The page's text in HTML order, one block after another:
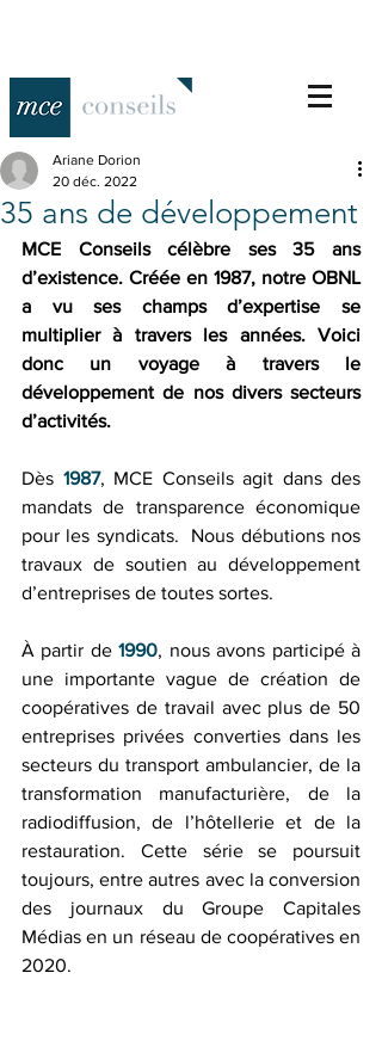
35 ans de développement
Ariane Dorion
20 déc. 2022
MCE Conseils célèbre ses 35 ans
d’existence. Créée en 1987, notre OBNL
a vu ses champs d’expertise se
multiplier à travers les années. Voici
donc un voyage à travers le
développement de nos divers secteurs
d’activités.
Dès 1987, MCE Conseils agit dans des
mandats de transparence économique
pour les syndicats.  Nous débutions nos
travaux de soutien au développement
d’entreprises de toutes sortes.
À partir de 1990, nous avons participé à
une importante vague de création de
coopératives de travail avec plus de 50
entreprises privées converties dans les
secteurs du transport ambulancier, de la
transformation manufacturière, de la
radiodiffusion, de l’hôtellerie et de la
restauration. Cette série se poursuit
toujours, entre autres avec la conversion
des journaux du Groupe Capitales
Médias en un réseau de coopératives en
2020.